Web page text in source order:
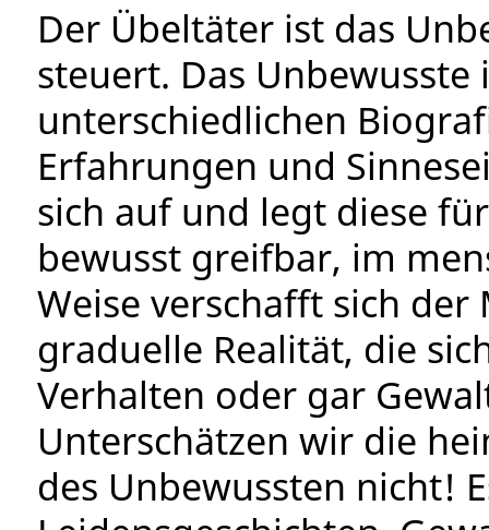
Der Übeltäter ist das
steuert. Das
unterschiedlichen
Erfahrungen und
sich auf und legt diese
bewusst greifbar, im
Weise verschafft sich
graduelle Realität, die
Verhalten oder gar
Unterschätzen wir die
des Unbewussten nicht!